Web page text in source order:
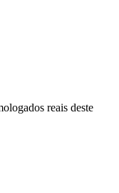
reais deste